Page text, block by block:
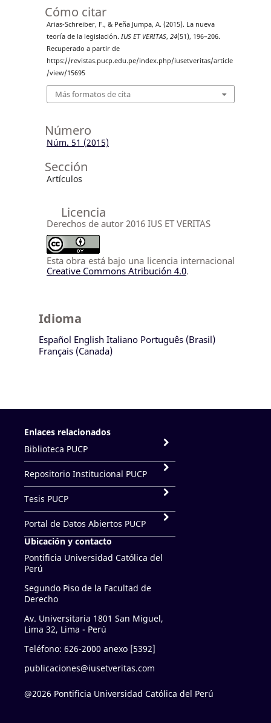
Cómo citar
Arias-Schreiber, F., & Peña Jumpa, A. (2015). La nueva
teoría de la legislación. IUS ET VERITAS, 24(51), 196–206.
Recuperado a partir de
https://revistas.pucp.edu.pe/index.php/iusetveritas/article
/view/15695
Más formatos de cita
Número
Núm. 51 (2015)
Sección
Artículos
Licencia
Derechos de autor 2016 IUS ET VERITAS
Esta obra está bajo una licencia internacional
Creative Commons Atribución 4.0.
Idioma
Español English Italiano Português (Brasil)
Français (Canada)
Enlaces relacionados
Biblioteca PUCP
Repositorio Institucional PUCP
Tesis PUCP
Portal de Datos Abiertos PUCP
Ubicación y contacto
Pontificia Universidad Católica del
Perú
Segundo Piso de la Facultad de
Derecho
Av. Universitaria 1801 San Miguel,
Lima 32, Lima - Perú
Teléfono: 626-2000 anexo [5392]
publicaciones@iusetveritas.com
@2026 Pontificia Universidad Católica del Perú